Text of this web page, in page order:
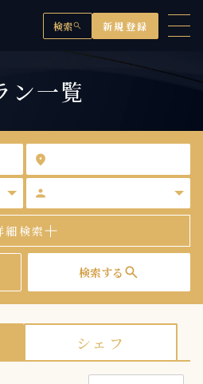
検索search 新規登録
ン一覧
location_on
person
細検索
検索する search
シェフ